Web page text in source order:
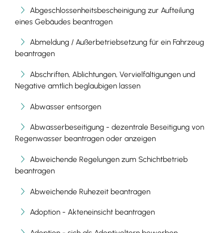
Abgeschlossenheitsbescheinigung zur Aufteilung
eines Gebäudes beantragen
Abmeldung / Außerbetriebsetzung für ein Fahrzeug
beantragen
Abschriften, Ablichtungen, Vervielfältigungen und
Negative amtlich beglaubigen lassen
Abwasser entsorgen
Abwasserbeseitigung - dezentrale Beseitigung von
Regenwasser beantragen oder anzeigen
Abweichende Regelungen zum Schichtbetrieb
beantragen
Abweichende Ruhezeit beantragen
Adoption - Akteneinsicht beantragen